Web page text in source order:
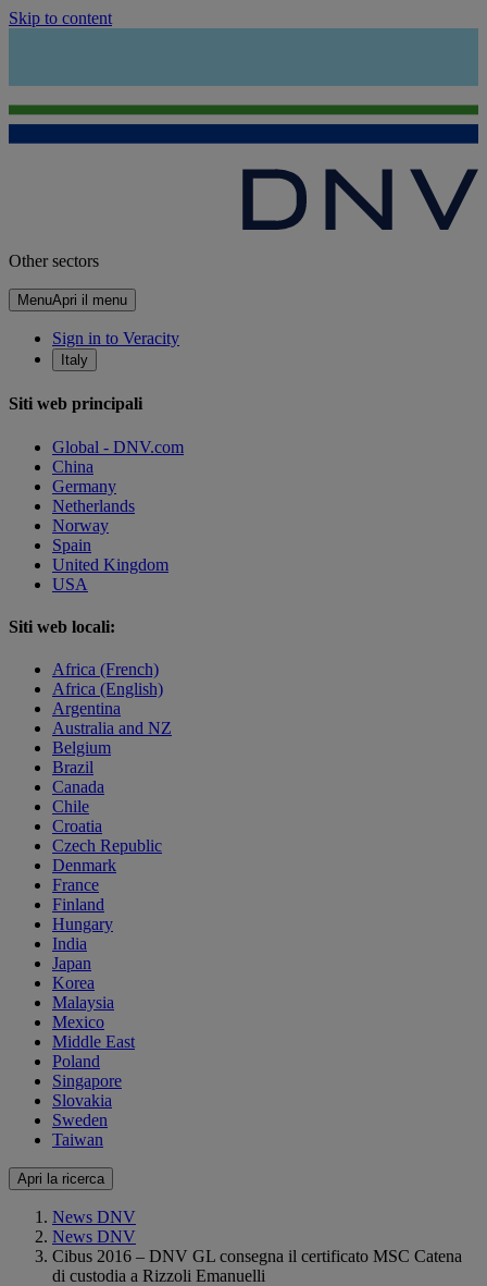
Skip to content
Other sectors
MenuApri il menu
Sign in to Veracity
Italy
Siti web principali
Global - DNV.com
China
Germany
Netherlands
Norway
Spain
United Kingdom
USA
Siti web locali:
Africa (French)
Africa (English)
Argentina
Australia and NZ
Belgium
Brazil
Canada
Chile
Croatia
Czech Republic
Denmark
France
Finland
Hungary
India
Japan
Korea
Malaysia
Mexico
Middle East
Poland
Singapore
Slovakia
Sweden
Taiwan
Apri la ricerca
News DNV
News DNV
Cibus 2016 – DNV GL consegna il certificato MSC Catena
di custodia a Rizzoli Emanuelli